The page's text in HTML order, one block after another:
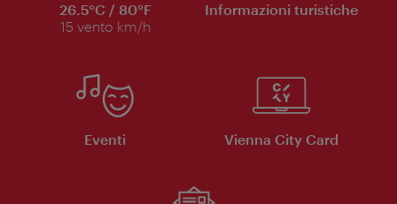
26.5°C / 80°F
15 vento km/h
Informazioni turistiche
Eventi Vienna City Card